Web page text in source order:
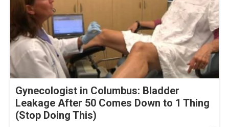
Gynecologist in Columbus: Bladder
Leakage After 50 Comes Down to 1 Thing
(Stop Doing This)